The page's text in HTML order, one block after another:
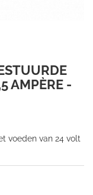
AMPÈRE -
voeden van 24 volt